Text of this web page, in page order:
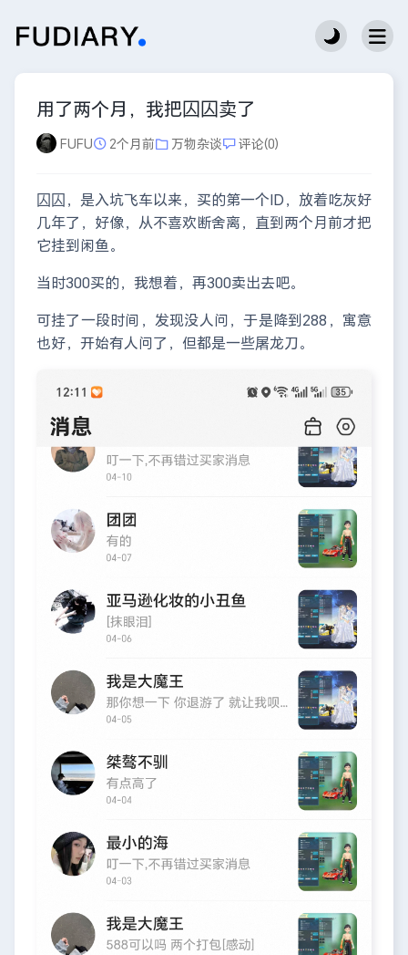
用了两个月，我把囚囚卖了
FUFU 2个月前 万物杂谈 评论(0)
囚囚，是入坑飞车以来，买的第一个ID，放着吃灰好
几年了，好像，从不喜欢断舍离，直到两个月前才把
它挂到闲鱼。
当时300买的，我想着，再300卖出去吧。
可挂了一段时间，发现没人问，于是降到288，寓意
也好，开始有人问了，但都是一些屠龙刀。